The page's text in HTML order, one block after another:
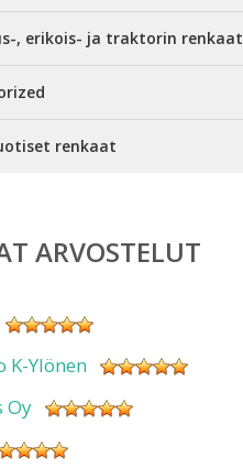
, erikois- ja traktorin renkaat
renkaat
ARVOSTELUT
K-Ylönen
Oy